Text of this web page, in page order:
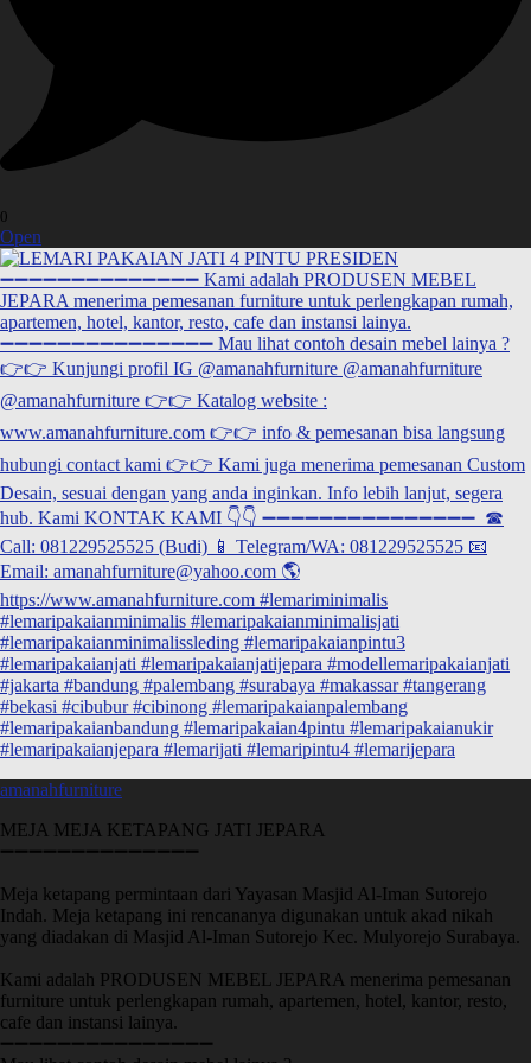
0
Open
amanahfurniture
MEJA MEJA KETAPANG JATI JEPARA
➖➖➖➖➖➖➖➖➖➖➖➖➖➖
Meja ketapang permintaan dari Yayasan Masjid Al-Iman Sutorejo
Indah. Meja ketapang ini rencananya digunakan untuk akad nikah
yang diadakan di Masjid Al-Iman Sutorejo Kec. Mulyorejo Surabaya.
Kami adalah PRODUSEN MEBEL JEPARA menerima pemesanan
furniture untuk perlengkapan rumah, apartemen, hotel, kantor, resto,
cafe dan instansi lainya.
➖➖➖➖➖➖➖➖➖➖➖➖➖➖➖